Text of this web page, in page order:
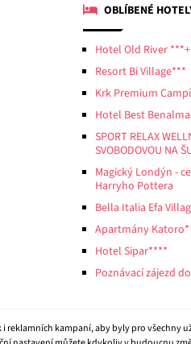
OBLÍBENÉ
Hotel Old River ***+
Resort Bi Village***
Krk Premium
Hotel Best
SPORT RELAX
SVOBODOVOU NA
Magický Londýn -
Harryho Pottera
Bella Italia Efa
Apartmány
Hotel Sipar****
Poznávací zájezd
kampaní, aby byly pro všechny